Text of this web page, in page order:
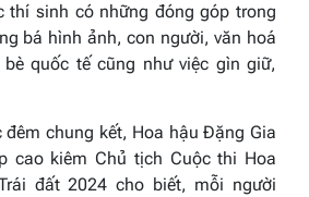
thí sinh có những đóng góp trong
bá hình ảnh, con người, văn hoá
quốc tế cũng như việc gìn giữ,
đêm chung kết, Hoa hậu Đặng Gia
cao kiêm Chủ tịch Cuộc thi Hoa
đất 2024 cho biết, mỗi người